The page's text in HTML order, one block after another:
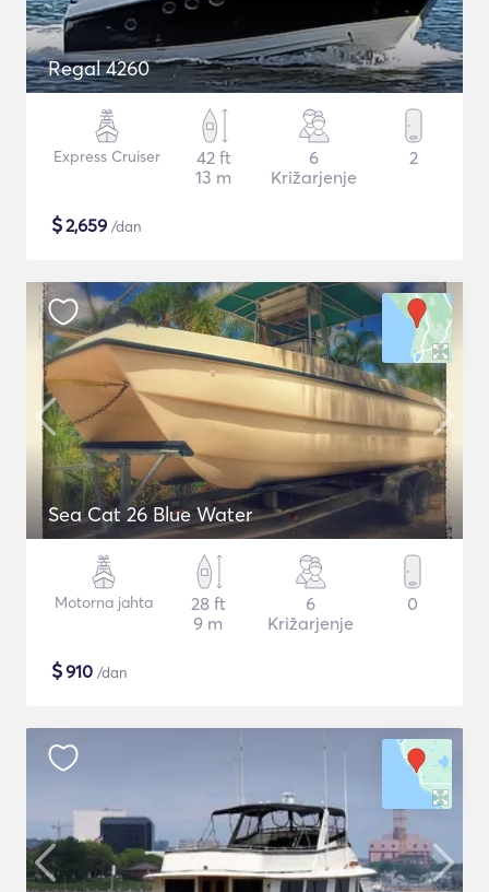
Regal 4260
Express Cruiser
42 ft
13 m
6
Križarjenje
2
$2,659 /dan
Sea Cat 26 Blue Water
Motorna jahta
28 ft
9 m
6
Križarjenje
0
$910 /dan